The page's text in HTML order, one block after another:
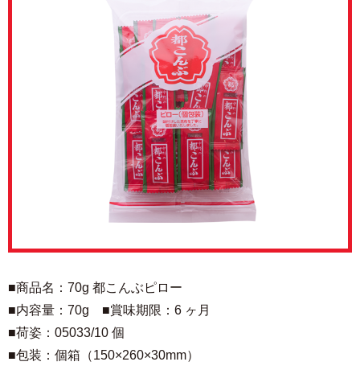
■商品名：70g 都こんぶピロー
■内容量：70g ■賞味期限：6 ヶ月
■荷姿：05033/10 個
■包装：個箱（150×260×30mm）